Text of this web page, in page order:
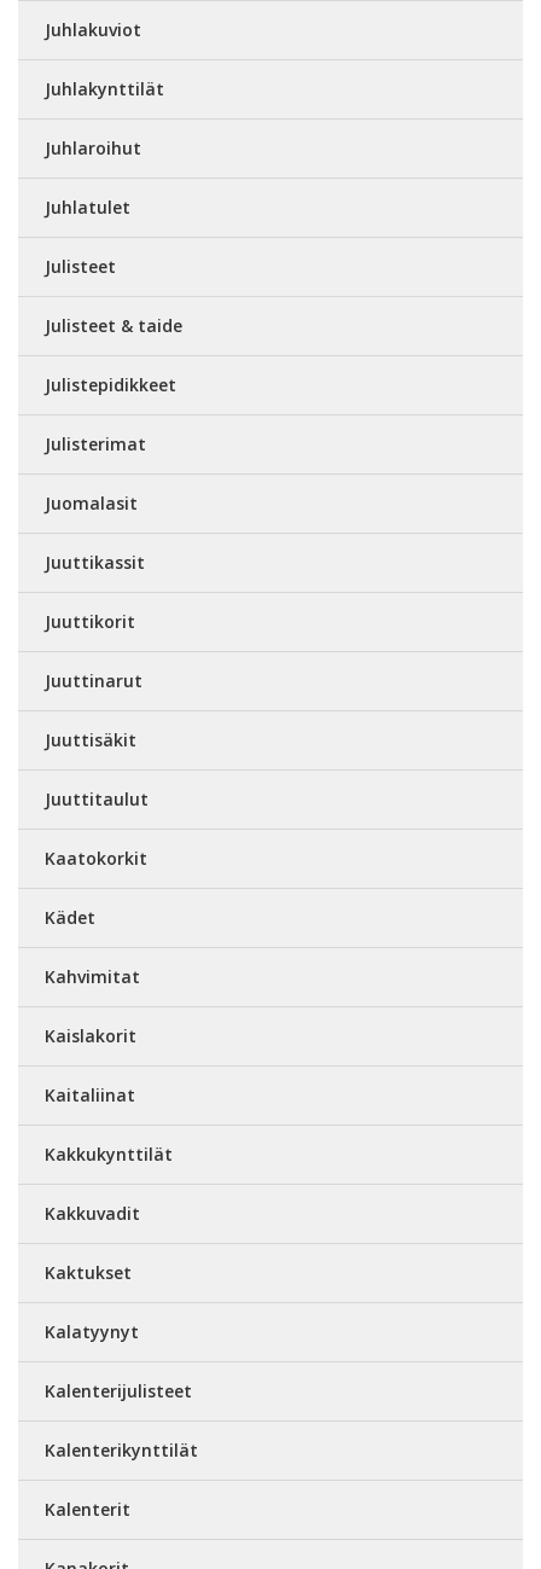
Juhlakuviot
Juhlakynttilät
Juhlaroihut
Juhlatulet
Julisteet
Julisteet & taide
Julistepidikkeet
Julisterimat
Juomalasit
Juuttikassit
Juuttikorit
Juuttinarut
Juuttisäkit
Juuttitaulut
Kaatokorkit
Kädet
Kahvimitat
Kaislakorit
Kaitaliinat
Kakkukynttilät
Kakkuvadit
Kaktukset
Kalatyynyt
Kalenterijulisteet
Kalenterikynttilät
Kalenterit